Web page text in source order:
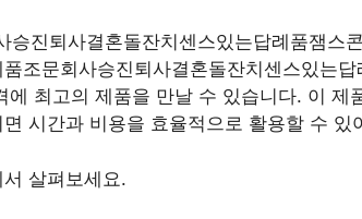
승진퇴사결혼돌잔치센스있는답례품잼스
조문회사승진퇴사결혼돌잔치센스있는
에 최고의 제품을 만날 수 있습니다. 이 제
시간과 비용을 효율적으로 활용할 수 있
살펴보세요.